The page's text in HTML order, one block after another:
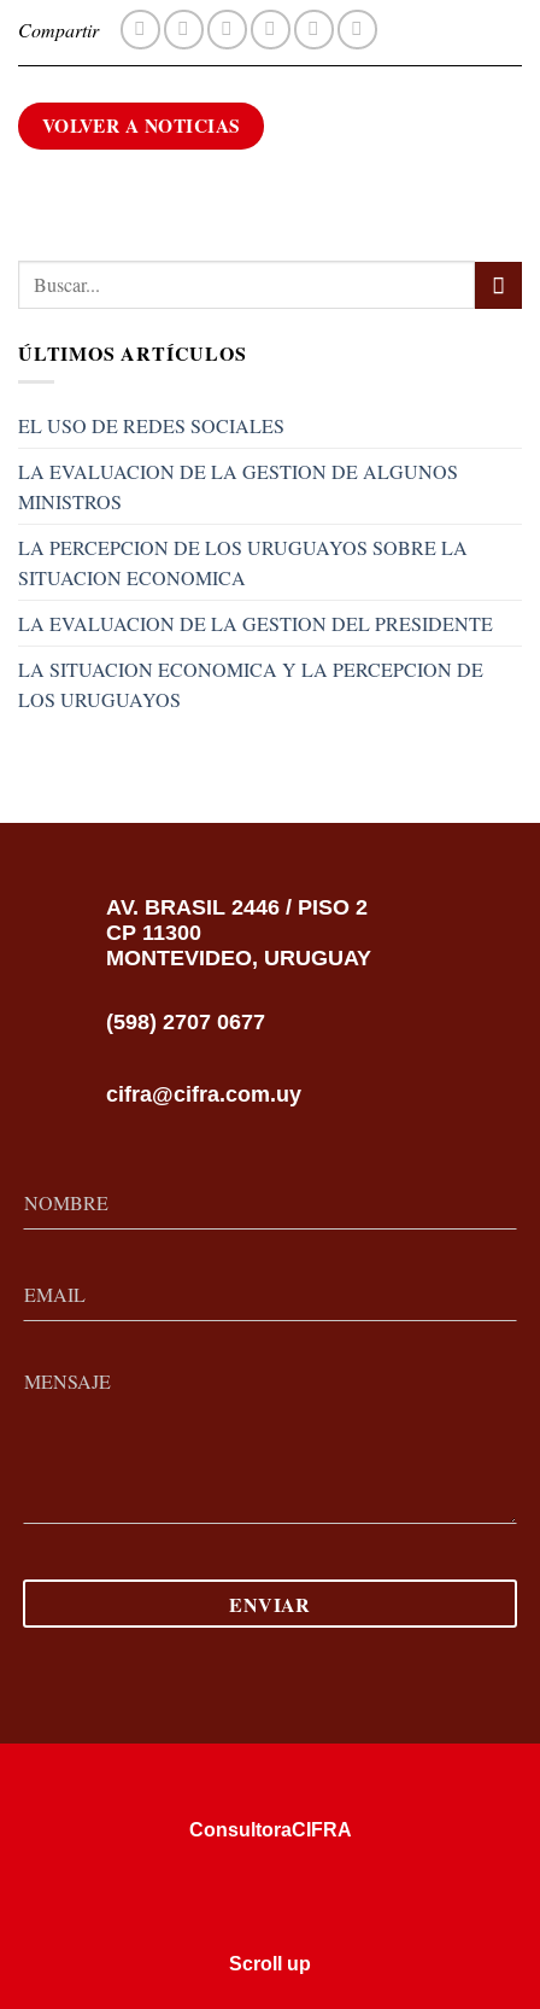
Compartir
VOLVER A NOTICIAS
ÚLTIMOS ARTÍCULOS
EL USO DE REDES SOCIALES
LA EVALUACION DE LA GESTION DE ALGUNOS
MINISTROS
LA PERCEPCION DE LOS URUGUAYOS SOBRE LA
SITUACION ECONOMICA
LA EVALUACION DE LA GESTION DEL PRESIDENTE
LA SITUACION ECONOMICA Y LA PERCEPCION DE
LOS URUGUAYOS
AV. BRASIL 2446 / PISO 2
CP 11300
MONTEVIDEO, URUGUAY
(598) 2707 0677
cifra@cifra.com.uy
ConsultoraCIFRA
Scroll up